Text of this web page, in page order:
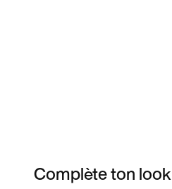
Complète ton look